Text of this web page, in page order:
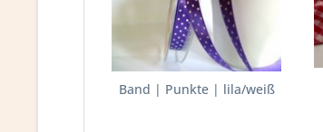
Band | Punkte | lila/weiß